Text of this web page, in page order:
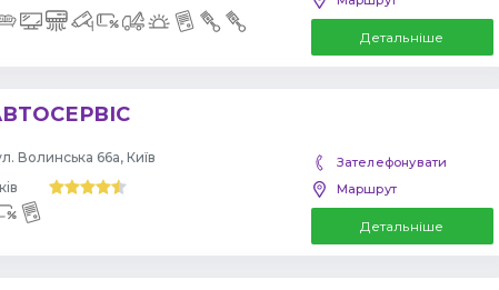
Детальніше
Волинська 66а, Київ
Зателефонувати
Маршрут
Детальніше